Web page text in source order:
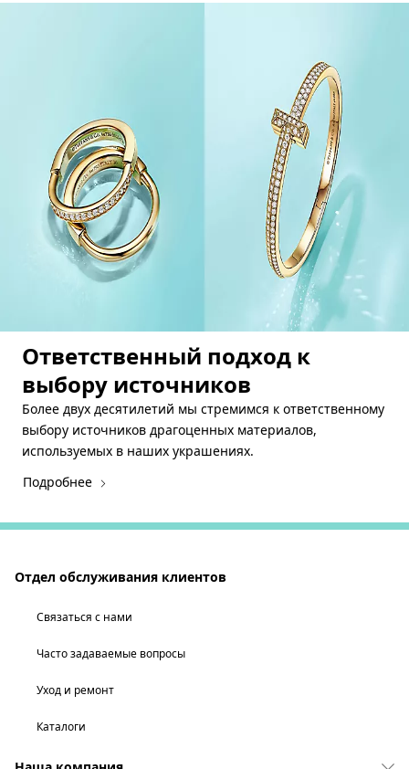
Ответственный подход к
выбору источников
Более двух десятилетий мы стремимся к ответственному
выбору источников драгоценных материалов,
используемых в наших украшениях.
Подробнее
Отдел обслуживания клиентов
Связаться с нами
Часто задаваемые вопросы
Уход и ремонт
Каталоги